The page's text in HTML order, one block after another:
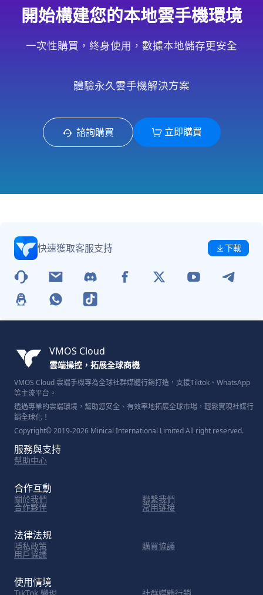
開始構建您的本地雲手機環境
一次性購買，終身使用，數據本地儲存更安全
體驗永久雲手機解決方案
諮詢購買 立即購買
快速獲取客服支持 下載
VMOS Cloud
雲端操控，拓展全球商機
VMOS Cloud 雲端手機專為全球社群媒體行銷打造，支援Tiktok、WhatsApp
等主流平台。
透過專業的雲端環境，幫助您安全、有效率地拓展全球市場，輕鬆實現社媒行
銷全球化！
Copyright© 2019-2026 Minical International Limited All right reserved.
服務與支持
幫助中心
合作互動
關於我們 聯繫我們
合作夥伴 常用链接
法律法規
隱私政策 購買協議
用戶協議
使用情境